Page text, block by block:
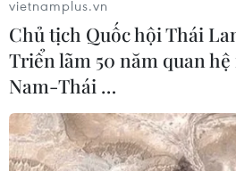
Đối thoại Chính trị-An
vietnamplus.vn
Chủ tịch Quốc hội Thái
Triển lãm 50 năm quan
Nam-Thái …